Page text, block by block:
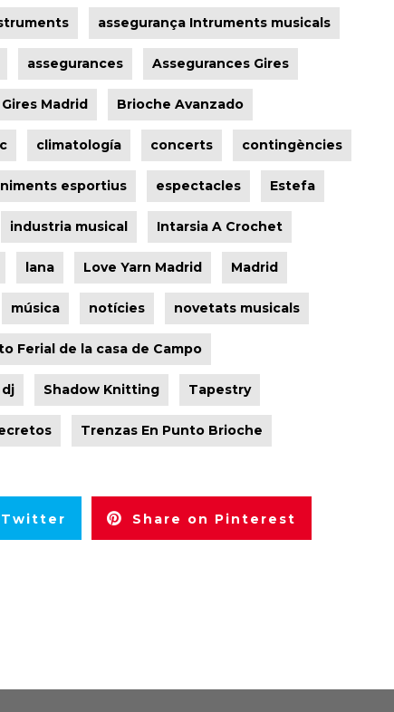
assegurança Intruments musicals
assegurances Assegurances Gires
Madrid Brioche Avanzado
climatología concerts contingències
esportius espectacles Estefa
industria musical Intarsia A Crochet
lana Love Yarn Madrid Madrid
música notícies novetats musicals
Ferial de la casa de Campo
Shadow Knitting Tapestry
Trenzas En Punto Brioche
Twitter Share on Pinterest